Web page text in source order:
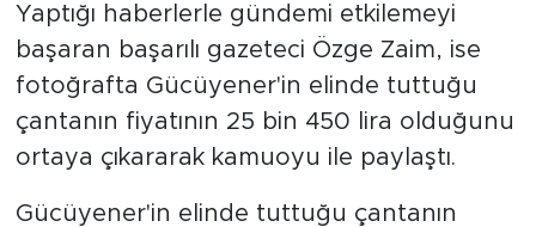
Yaptığı haberlerle gündemi etkilemeyi
başaran başarılı gazeteci Özge Zaim, ise
fotoğrafta Gücüyener'in elinde tuttuğu
çantanın fiyatının 25 bin 450 lira olduğunu
ortaya çıkararak kamuoyu ile paylaştı.
Gücüyener'in elinde tuttuğu çantanın